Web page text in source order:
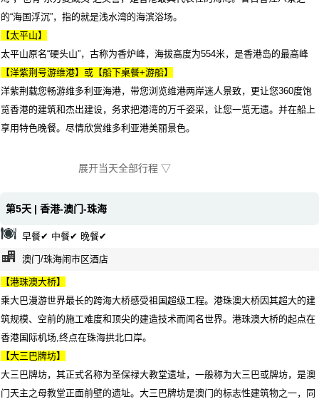
的“海国浮沉”，指的就是浅水湾的海滨浴场。
【太平山】
太平山原名“硬头山”，古称为香炉峰，海拔高度为554米，是香港岛的最高峰
【洋紫荆号游维港】或【船下桌餐+游船】
洋紫荆载您畅游维多利亚海港，带您浏览维港两岸迷人景致，更让您360度饱
览香港的建筑和杰出建设，务求把港湾的万千姿采，让您一览无遗。并在船上
享用特色晚餐。尽情欣赏维多利亚港美丽景色。
展开当天全部行程 ▽
第5天 | 香港-澳门-珠海
早餐✔ 中餐✔ 晚餐✔
澳门/珠海闹市区酒店
【港珠澳大桥】
乘大巴漫游世界最长的跨海大桥感受祖国超级工程。港珠澳大桥因其超大的建
筑规模、空前的施工难度和顶尖的建造技术而闻名世界。港珠澳大桥的起点在
香港国际机场,终点在珠海拱北口岸。
【大三巴牌坊】
大三巴牌坊，其正式名称为圣保禄大教堂遗址，一般称为大三巴或牌坊，是澳
门天主之母教堂正面前壁的遗址。大三巴牌坊是澳门的标志性建筑物之一，同